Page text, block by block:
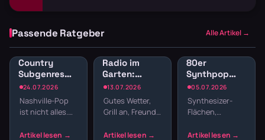
Passende Ratgeber Alle Artikel →
24.07.2026
Country
Subgenres
Radio:
Bluegrass,
Honky Tonk
und
Americana
Nashville-Pop
ist nicht alles.
Wurzeln, die
13.07.2026
Radio im
Garten:
Sender für
Gartenparty
und
Grillabend
Gutes Wetter,
Grill an, Freunde
noch die
05.07.2026
80er
Synthpop
Radio: New
Wave und
elektronische
Hits
Synthesizer-
Flächen,
Melodien und